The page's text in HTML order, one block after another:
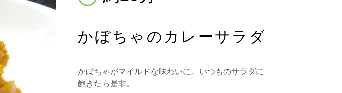
かぼちゃのカレーサラダ
かぼちゃがマイルドな味わいに。いつものサラダに
飽きたら是非。